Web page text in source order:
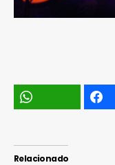
Relacionado